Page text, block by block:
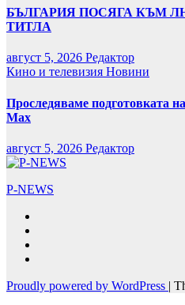
БЪЛГАРИЯ ПОСЯГА КЪМ
ТИТЛА
август 5, 2026 Редактор
Кино и телевизия Новини
Проследяваме подготовката
Max
август 5, 2026 Редактор
P-NEWS
Proudly powered by WordPress |